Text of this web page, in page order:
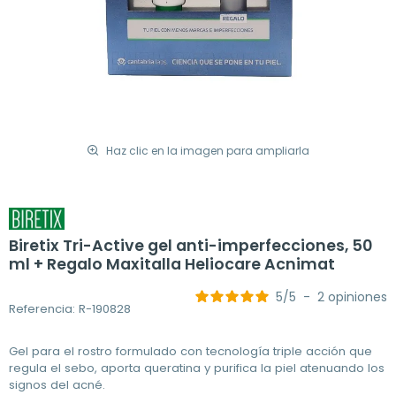
Haz clic en la imagen para ampliarla
Biretix Tri-Active gel anti-imperfecciones, 50
ml + Regalo Maxitalla Heliocare Acnimat
Referencia: R-190828
5/5 - 2 opiniones
Gel para el rostro formulado con tecnología triple acción que
regula el sebo, aporta queratina y purifica la piel atenuando los
signos del acné.